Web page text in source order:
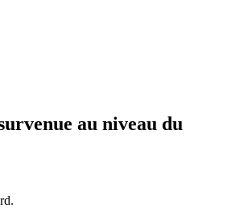
au niveau du